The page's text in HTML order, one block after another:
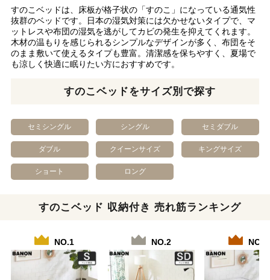
すのこベッドは、床板が格子状の「すのこ」になっている通気性
抜群のベッドです。日本の湿気対策には欠かせないタイプで、マ
ットレスや布団の湿気を逃がしてカビの発生を抑えてくれます。
木材の温もりを感じられるシンプルなデザインが多く、布団をそ
のまま敷いて使えるタイプも豊富。清潔感を保ちやすく、夏場で
も涼しく快適に眠りたい方におすすめです。
すのこベッドをサイズ別で探す
セミシングル シングル セミダブル
ダブル クイーンサイズ キングサイズ
ショート ロング
すのこベッド 収納付き 売れ筋ランキング
NO.1 NO.2 NO.3